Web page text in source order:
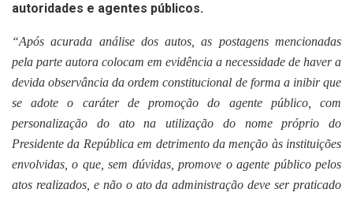
autoridades e agentes públicos.
“Após acurada análise dos autos, as postagens mencionadas
pela parte autora colocam em evidência a necessidade de haver a
devida observância da ordem constitucional de forma a inibir que
se adote o caráter de promoção do agente público, com
personalização do ato na utilização do nome próprio do
Presidente da República em detrimento da menção às instituições
envolvidas, o que, sem dúvidas, promove o agente público pelos
atos realizados, e não o ato da administração deve ser praticado